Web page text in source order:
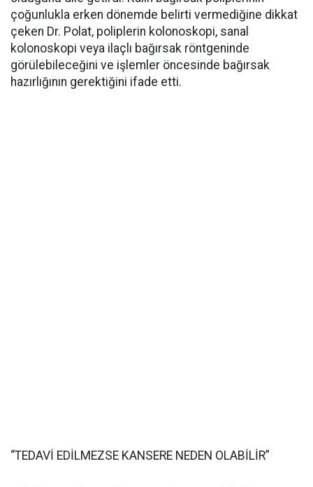
çoğunlukla erken dönemde belirti vermediğine dikkat
çeken Dr. Polat, poliplerin kolonoskopi, sanal
kolonoskopi veya ilaçlı bağırsak röntgeninde
görülebileceğini ve işlemler öncesinde bağırsak
hazırlığının gerektiğini ifade etti.
“TEDAVİ EDİLMEZSE KANSERE NEDEN OLABİLİR”